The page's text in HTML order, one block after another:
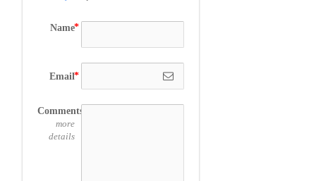
Name
Email
Comments
more
details